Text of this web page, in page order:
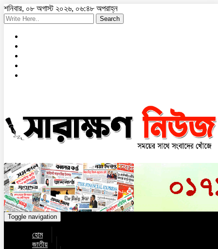
শনিবার, ০৮ অগাস্ট ২০২৬, ০৬:৪৮ অপরাহ্ন
Search
Toggle navigation
হোম
জাতীয়